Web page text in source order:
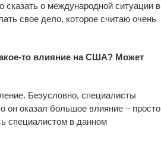
сказать о международной ситуации в
свое дело, которое считаю очень
то влияние на США? Может
Безусловно, специалисты
он оказал большое влияние – просто
специалистом в данном